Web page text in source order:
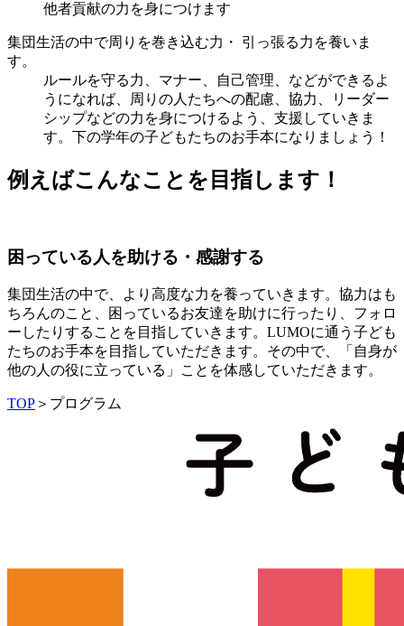
他者貢献の力を身につけます
集団生活の中で周りを巻き込む力・ 引っ張る力を養いま
す。
ルールを守る力、マナー、自己管理、などができるよ
うになれば、周りの人たちへの配慮、協力、リーダー
シップなどの力を身につけるよう、支援していきま
す。下の学年の子どもたちのお手本になりましょう！
例えばこんなことを目指します！
困っている人を助ける・感謝する
集団生活の中で、より高度な力を養っていきます。協力はも
ちろんのこと、困っているお友達を助けに行ったり、フォロ
ーしたりすることを目指していきます。LUMOに通う子ども
たちのお手本を目指していただきます。その中で、「自身が
他の人の役に立っている」ことを体感していただきます。
TOP ＞ プログラム